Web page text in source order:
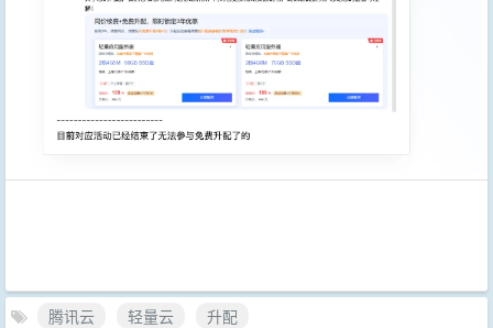
腾讯云 轻量云
升配